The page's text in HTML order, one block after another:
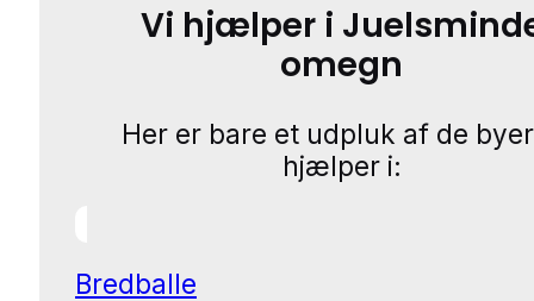
Vi hjælper i
omegn
Her er bare et udpluk af de
hjælper i:
Bredballe